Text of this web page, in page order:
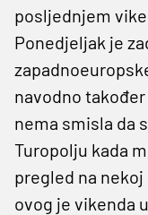
posljednjem
Ponedjeljak je
navodno
nema smisla da
Turopolju kada
pregled na
ovog je vikenda